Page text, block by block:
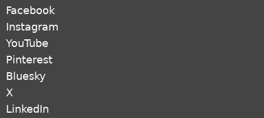
Facebook
Instagram
YouTube
Pinterest
Bluesky
X
LinkedIn